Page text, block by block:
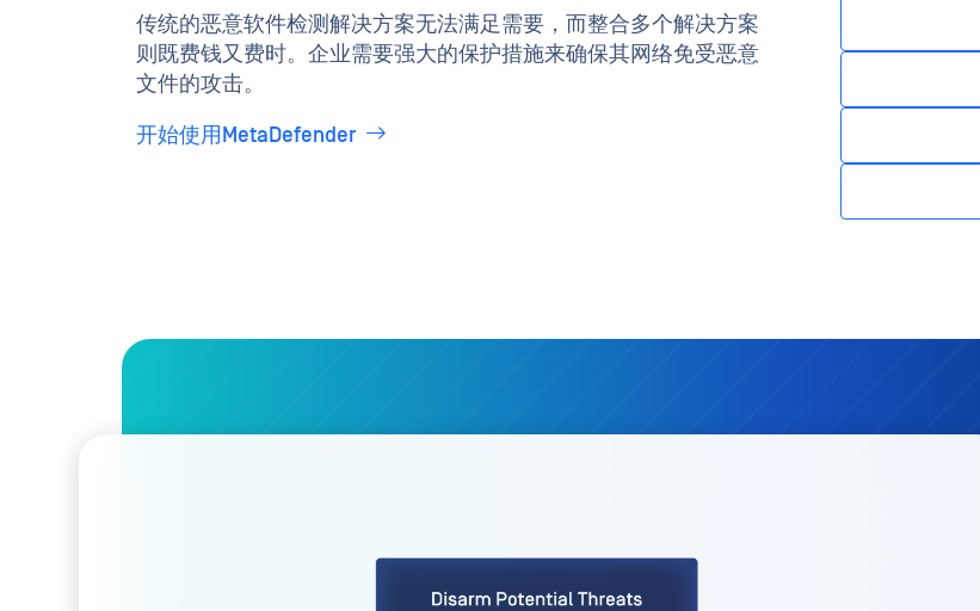
传统的恶意软件检测解决方案无法满足需要，而整合多个解决方案
则既费钱又费时。企业需要强大的保护措施来确保其网络免受恶意
文件的攻击。
开始使用MetaDefender